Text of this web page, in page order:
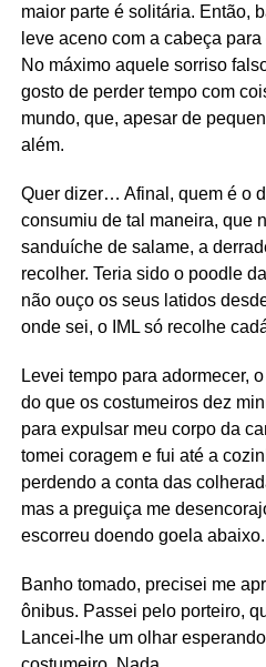
maior parte é solitária. Então,
leve aceno com a cabeça
No máximo aquele sorriso
gosto de perder tempo com
mundo, que, apesar de
além.
Quer dizer… Afinal, quem é o
consumiu de tal maneira, que
sanduíche de salame, a
recolher. Teria sido o poodle
não ouço os seus latidos
onde sei, o IML só recolhe
Levei tempo para adormecer,
do que os costumeiros dez
para expulsar meu corpo da
tomei coragem e fui até a
perdendo a conta das
mas a preguiça me
escorreu doendo goela abaixo.
Banho tomado, precisei me
ônibus. Passei pelo porteiro,
Lancei-lhe um olhar